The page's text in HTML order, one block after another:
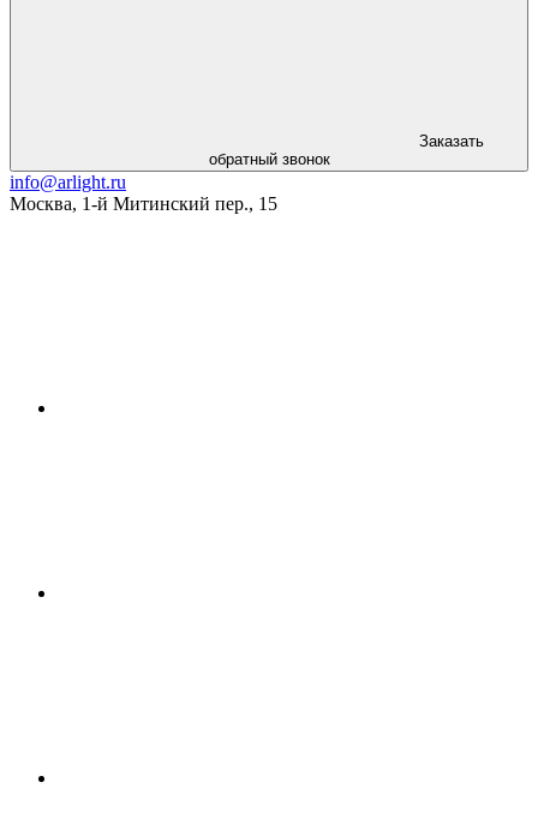
Заказать
обратный звонок
info@arlight.ru
Москва, 1-й Митинский пер., 15